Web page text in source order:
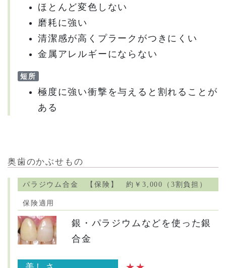
ほとんど変色しない
磨耗に強い
清潔感が高くプラークがつきにくい
金属アレルギーにならない
短所
極度に強い衝撃を与えると割れることが
ある
奥歯のかぶせもの
パラジウム合金 【保険】 約￥3,000（3割負担）
保険適用
銀・パラジウムなどを使った銀
合金